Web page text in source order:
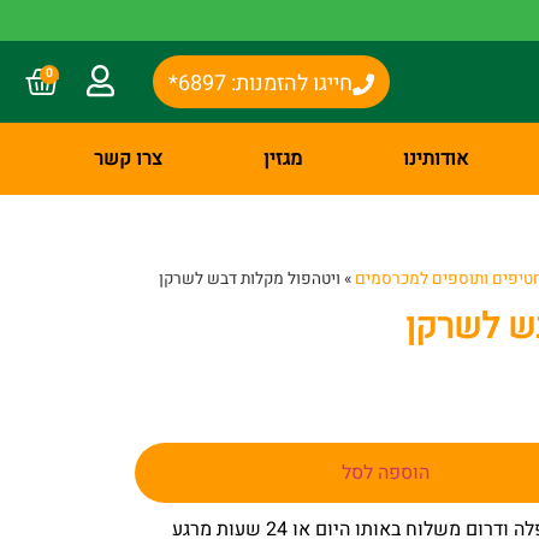
חייגו להזמנות: 6897* 0
אודותינו מגזין צרו קשר
ותוספים למכרסמים » ויטהפול מקלות דבש לשרקן
לשרקן
הוספה לסל
– באר שבע שפלה ודרום משלוח באותו היום או 24 שעות מרגע